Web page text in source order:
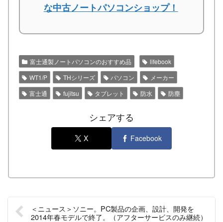
な中古ノートパソコンショップ！
富士通製ノートパソコンのおすすめ品
lifebook
WT1/P
THシリーズ パソコン
メーカー
富士通
fujitsu タブレット 防水 防塵
シェアする
X Facebook
＜ニュース＞ソニー。PC製品の企画、設計、開発を
2014年春モデルで終了。（アフターサービスのみ継続）